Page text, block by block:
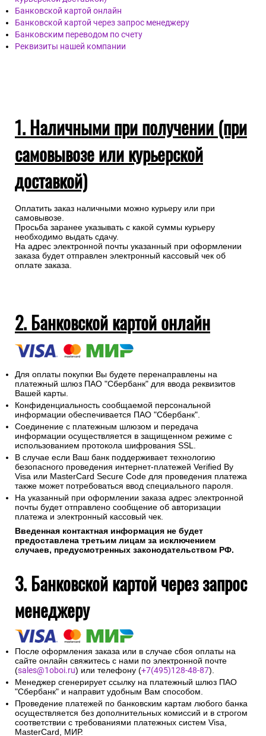
Банковской картой онлайн
Банковской картой через запрос менеджеру
Банковским переводом по счету
Реквизиты нашей компании
1. Наличными при получении (при
самовывозе или курьерской
доставкой)
Оплатить заказ наличными можно курьеру или при
самовывозе.
Просьба заранее указывать с какой суммы курьеру
необходимо выдать сдачу.
На адрес электронной почты указанный при оформлении
заказа будет отправлен электронный кассовый чек об
оплате заказа.
2. Банковской картой онлайн
Для оплаты покупки Вы будете перенаправлены на
платежный шлюз ПАО "Сбербанк" для ввода реквизитов
Вашей карты.
Конфиденциальность сообщаемой персональной
информации обеспечивается ПАО "Сбербанк".
Соединение с платежным шлюзом и передача
информации осуществляется в защищенном режиме с
использованием протокола шифрования SSL.
В случае если Ваш банк поддерживает технологию
безопасного проведения интернет-платежей Verified By
Visa или MasterCard Secure Code для проведения платежа
также может потребоваться ввод специального пароля.
На указанный при оформлении заказа адрес электронной
почты будет отправлено сообщение об авторизации
платежа и электронный кассовый чек.
Введенная контактная информация не будет
предоставлена третьим лицам за исключением
случаев, предусмотренных законодательством РФ.
3. Банковской картой через запрос
менеджеру
После оформления заказа или в случае сбоя оплаты на
сайте онлайн свяжитесь с нами по электронной почте
(sales@1oboi.ru) или телефону (+7(495)128-48-87).
Менеджер сгенерирует ссылку на платежный шлюз ПАО
"Сбербанк" и направит удобным Вам способом.
Проведение платежей по банковским картам любого банка
осуществляется без дополнительных комиссий и в строгом
соответствии с требованиями платежных систем Visa,
MasterCard, МИР.